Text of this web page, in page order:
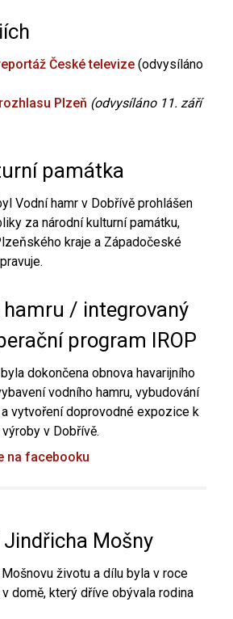
České televize (odvysíláno
Plzeň (odvysíláno 11. září
památka
Vodní hamr v Dobřívě prohlášen
za národní kulturní památku,
kraje a Západočeské
hamru / integrovaný
program IROP
dokončena obnova havarijního
vodního hamru, vybudování
vytvoření doprovodné expozice k
v Dobřívě.
na facebooku
Mošny
životu a dílu byla v roce
domě, který dříve obývala rodina